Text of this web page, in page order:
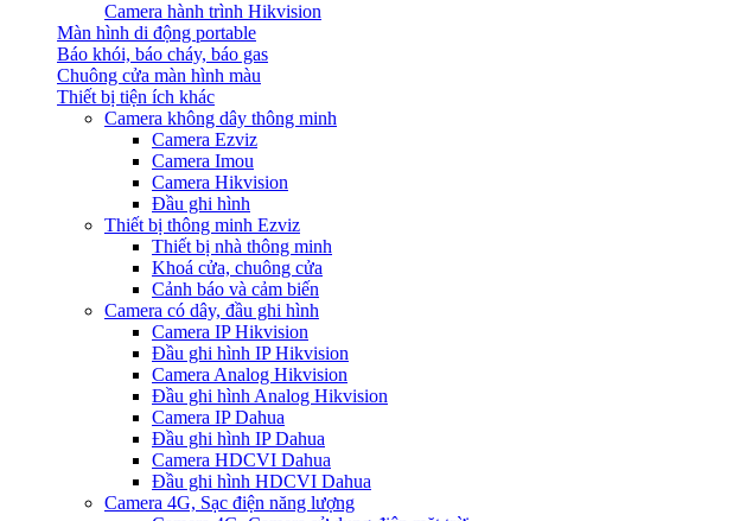
Camera hành trình Hikvision
Màn hình di động portable
Báo khói, báo cháy, báo gas
Chuông cửa màn hình màu
Thiết bị tiện ích khác
Camera không dây thông minh
Camera Ezviz
Camera Imou
Camera Hikvision
Đầu ghi hình
Thiết bị thông minh Ezviz
Thiết bị nhà thông minh
Khoá cửa, chuông cửa
Cảnh báo và cảm biến
Camera có dây, đầu ghi hình
Camera IP Hikvision
Đầu ghi hình IP Hikvision
Camera Analog Hikvision
Đầu ghi hình Analog Hikvision
Camera IP Dahua
Đầu ghi hình IP Dahua
Camera HDCVI Dahua
Đầu ghi hình HDCVI Dahua
Camera 4G, Sạc điện năng lượng